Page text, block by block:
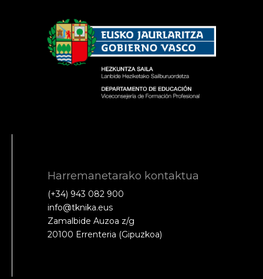
Harremanetarako kontaktua
(+34) 943 082 900
info@tknika.eus
Zamalbide Auzoa z/g
20100 Errenteria (Gipuzkoa)